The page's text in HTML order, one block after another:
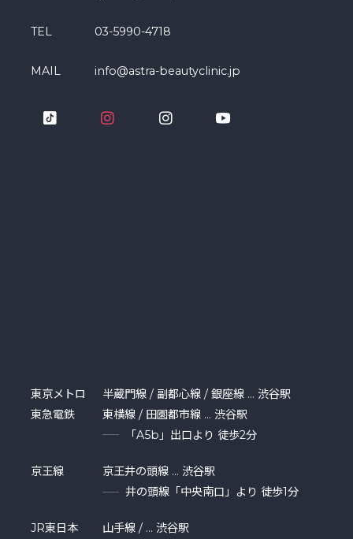
TEL 03-5990-4718
MAIL info@astra-beautyclinic.jp
東京メトロ
東急電鉄
半蔵門線 / 副都心線 / 銀座線 … 渋谷駅
東横線 / 田園都市線 … 渋谷駅
「A5b」出口より 徒歩2分
京王線
京王井の頭線 … 渋谷駅
井の頭線「中央南口」より 徒歩1分
JR東日本 山手線 / … 渋谷駅